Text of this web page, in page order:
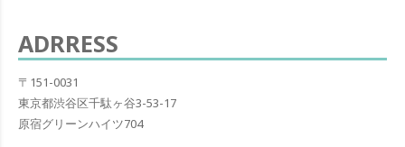
シ
ョ
ン
ADRRESS
〒151-0031
東京都渋谷区千駄ヶ谷3-53-17
原宿グリーンハイツ704